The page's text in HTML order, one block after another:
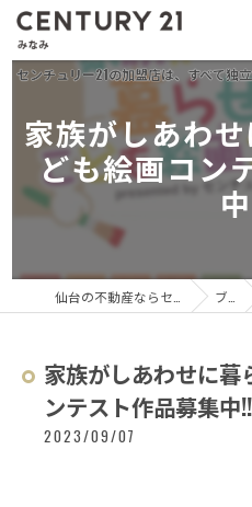
家族がしあわ
ども絵画コン
ブログ
家族がしあわせに暮
ンテスト作品募集中!!
2023/09/07